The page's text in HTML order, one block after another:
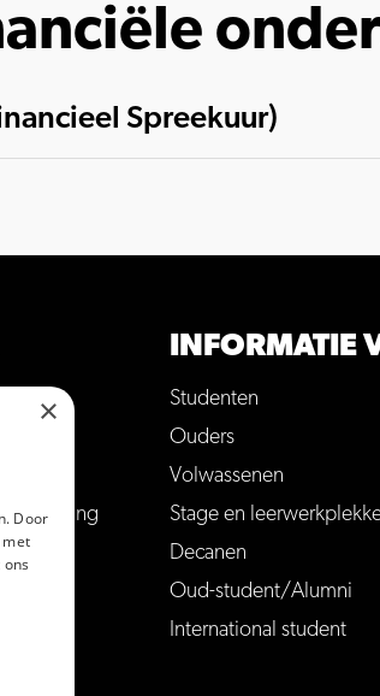
Spreekuur)
opleiding
INFORMATIE
Studenten
Ouders
Volwassenen
Stage en
Decanen
Oud-student/Alumni
International student
×
Door
met